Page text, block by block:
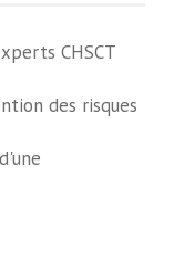
CHSCT
des risques